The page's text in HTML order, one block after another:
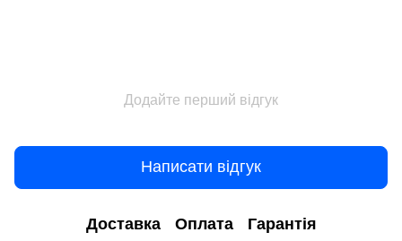
Додайте перший відгук
Написати відгук
Доставка Оплата Гарантія